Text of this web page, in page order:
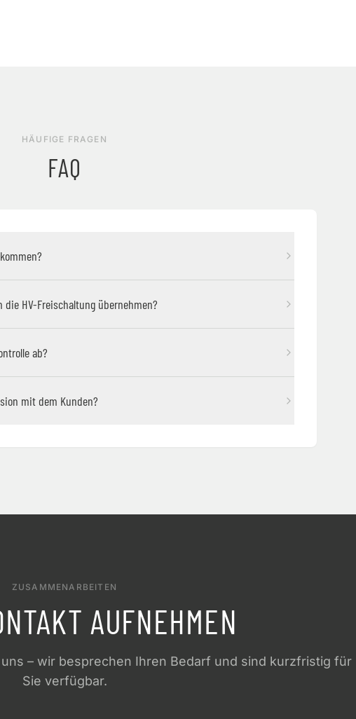
HÄUFIGE FRAGEN
FAQ
die HV-Freischaltung übernehmen?
ab?
mit dem Kunden?
ZUSAMMENARBEITEN
AUFNEHMEN
– wir besprechen Ihren Bedarf und sind kurzfristig für
Sie verfügbar.